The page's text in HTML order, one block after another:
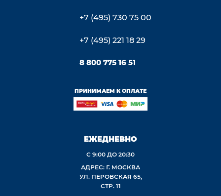
+7 (495) 730 75 00
+7 (495) 221 18 29
8 800 775 16 51
ПРИНИМАЕМ К ОПЛАТЕ
ЕЖЕДНЕВНО
С 9:00 ДО 20:30
АДРЕС: Г. МОСКВА
УЛ. ПЕРОВСКАЯ 65,
СТР. 11